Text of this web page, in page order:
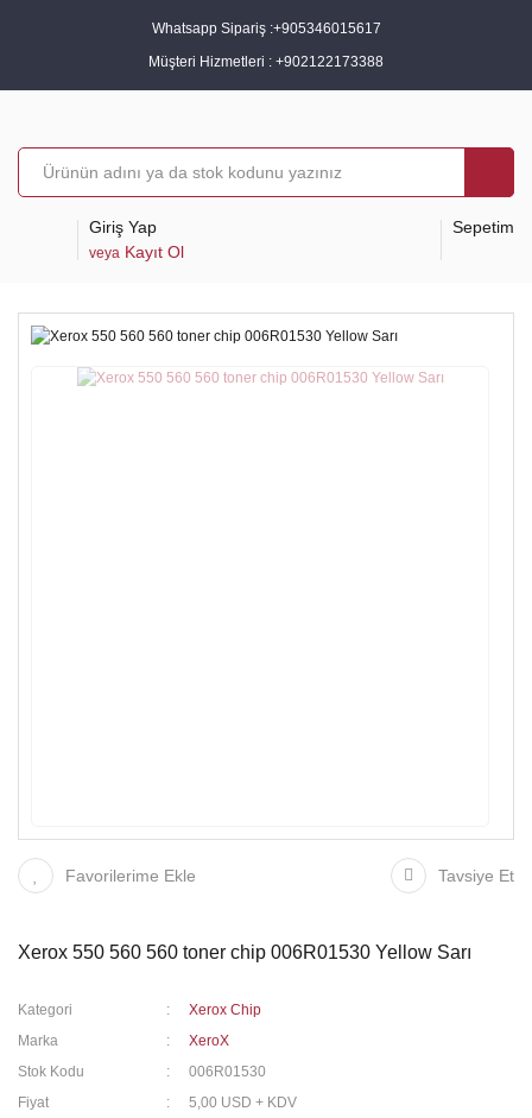
Whatsapp Sipariş :+905346015617
Müşteri Hizmetleri : +902122173388
Giriş Yap
veya Kayıt Ol
Sepetim
Favorilerime Ekle Tavsiye Et
Xerox 550 560 560 toner chip 006R01530 Yellow Sarı
Kategori
Xerox Chip
Marka
XeroX
Stok Kodu
006R01530
Fiyat
5,00 USD + KDV